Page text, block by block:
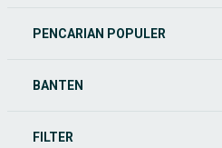
PENCARIAN POPULER
BANTEN
FILTER